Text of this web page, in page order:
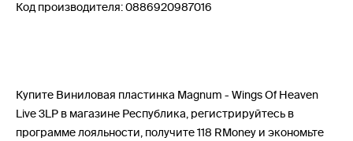
Код производителя: 0886920987016
Купите Виниловая пластинка Magnum - Wings Of Heaven
Live 3LP в магазине Республика, регистрируйтесь в
программе лояльности, получите 118 RMoney и экономьте